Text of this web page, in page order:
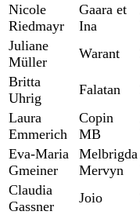
Nicole
Riedmayr
Gaara et
Ina
Juliane
Müller
Warant
Britta
Uhrig
Falatan
Laura
Emmerich
Copin
MB
Eva-Maria
Gmeiner
Melbrigda
Mervyn
Claudia
Gassner
Joio